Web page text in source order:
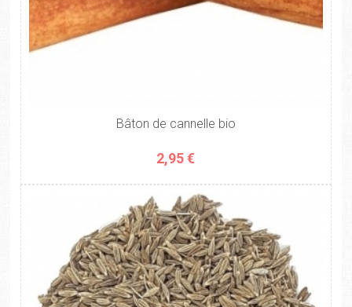
Bâton de cannelle bio
2,95 €